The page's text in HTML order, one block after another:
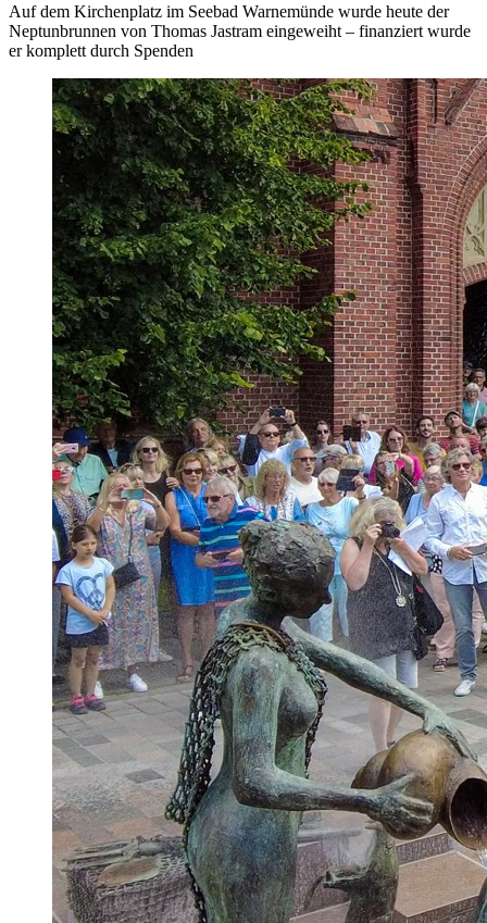
Auf dem Kirchenplatz im Seebad Warnemünde wurde heute der
Neptunbrunnen von Thomas Jastram eingeweiht – finanziert wurde
er komplett durch Spenden